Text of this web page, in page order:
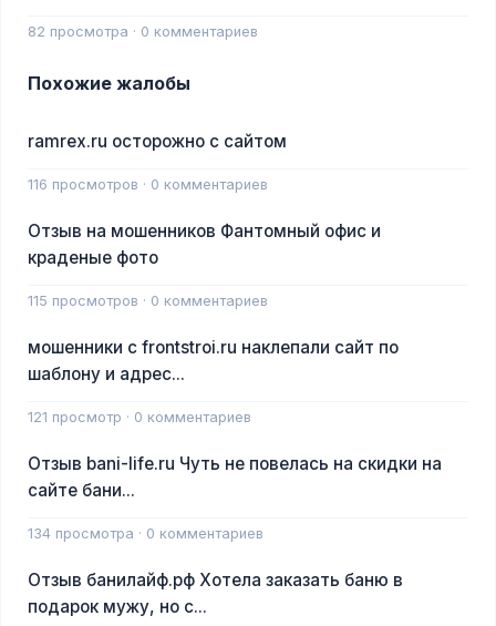
82 просмотра · 0 комментариев
Похожие жалобы
ramrex.ru осторожно с сайтом
116 просмотров · 0 комментариев
Отзыв на мошенников Фантомный офис и
краденые фото
115 просмотров · 0 комментариев
мошенники с frontstroi.ru наклепали сайт по
шаблону и адрес...
121 просмотр · 0 комментариев
Отзыв bani-life.ru Чуть не повелась на скидки на
сайте бани...
134 просмотра · 0 комментариев
Отзыв банилайф.рф Хотела заказать баню в
подарок мужу, но с...